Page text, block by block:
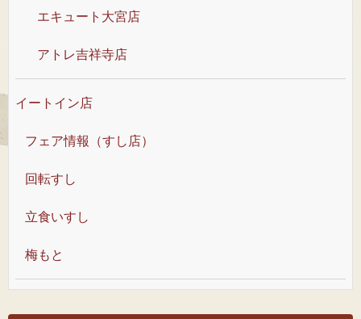
エキュート大宮店
アトレ吉祥寺店
イートイン店
フェア情報（すし店）
回転すし
立食いすし
梅もと